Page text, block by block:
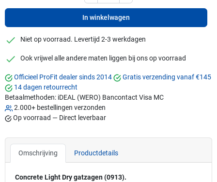
In winkelwagen
checkmark
Niet op voorraad. Levertijd 2-3 werkdagen
checkmark
Ook vrijwel alle andere maten liggen bij ons op voorraad
Officieel ProFit dealer sinds 2014
Gratis verzending vanaf €145
14 dagen retourrecht
Betaalmethoden: iDEAL (WERO) Bancontact Visa MC
2.000+ bestellingen verzonden
Op voorraad — Direct leverbaar
Omschrijving Productdetails
Concrete Light Dry gatzagen (0913).